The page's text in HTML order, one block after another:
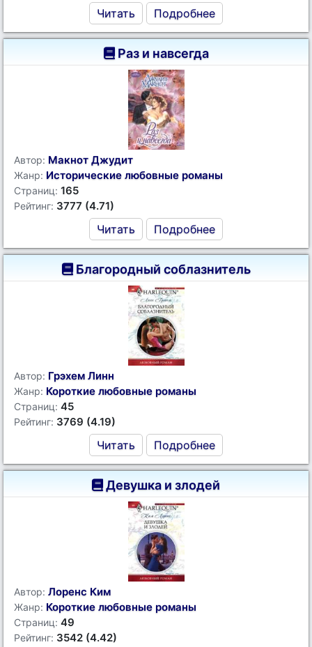
Читать Подробнее
Раз и навсегда
Автор: Макнот Джудит
Жанр: Исторические любовные романы
Страниц: 165
Рейтинг: 3777 (4.71)
Читать Подробнее
Благородный соблазнитель
Автор: Грэхем Линн
Жанр: Короткие любовные романы
Страниц: 45
Рейтинг: 3769 (4.19)
Читать Подробнее
Девушка и злодей
Автор: Лоренс Ким
Жанр: Короткие любовные романы
Страниц: 49
Рейтинг: 3542 (4.42)